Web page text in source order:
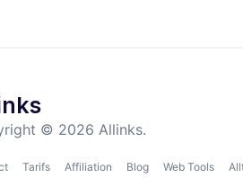
© 2026 Allinks.
Tarifs Affiliation Blog Web Tools